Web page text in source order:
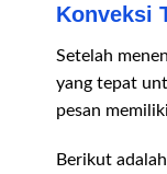
Konveksi
Setelah
yang tepat
pesan
Berikut